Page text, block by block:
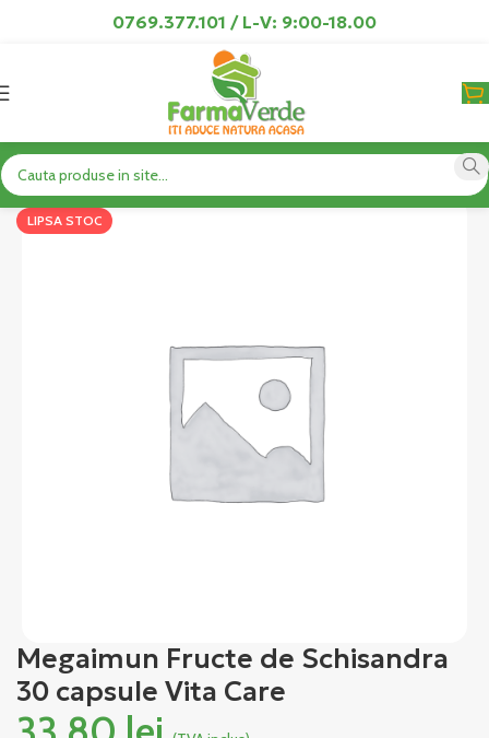
0769.377.101 / L-V: 9:00-18.00
LIPSA STOC
Megaimun Fructe de Schisandra
30 capsule Vita Care